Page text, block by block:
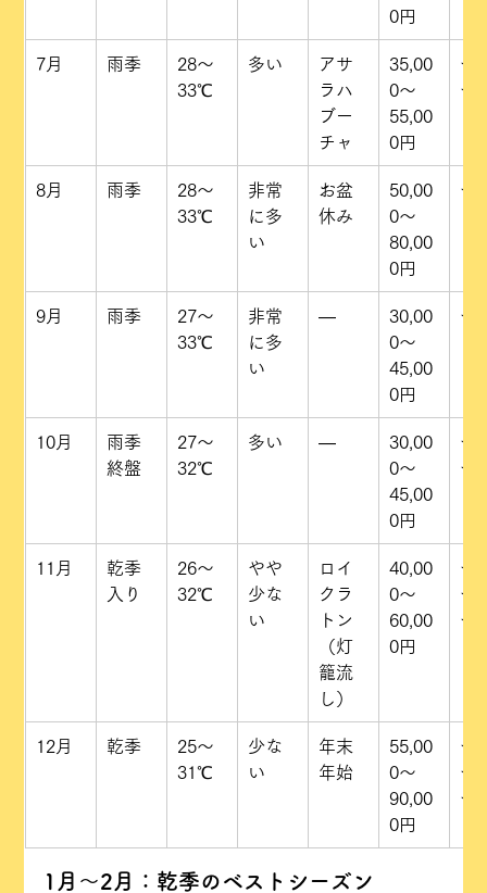
0円
7月 雨季
28〜
33℃
多い
アサ
ラハ
ブー
チャ
35,00
0〜
55,00
0円
★
8月 雨季
28〜
33℃
非常
に多
い
お盆
休み
50,00
0〜
80,00
0円
9月 雨季
27〜
33℃
非常
に多
い
—
30,00
0〜
45,00
0円
10月
雨季
終盤
27〜
32℃
多い —
30,00
0〜
45,00
0円
★
11月
乾季
入り
26〜
32℃
やや
少な
い
ロイ
クラ
トン
（灯
籠流
し）
40,00
0〜
60,00
0円
★
12月 乾季
25〜
31℃
少な
い
年末
年始
55,00
0〜
90,00
0円
★
1月〜2月：乾季のベストシーズン